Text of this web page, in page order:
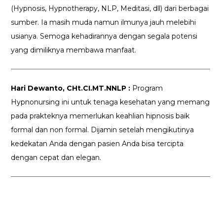
(Hypnosis, Hypnotherapy, NLP, Meditasi, dll) dari berbagai
sumber. Ia masih muda namun ilmunya jauh melebihi
usianya. Semoga kehadirannya dengan segala potensi
yang dimiliknya membawa manfaat.
Hari Dewanto, CHt.CI.MT.NNLP : Program
Hypnonursing ini untuk tenaga kesehatan yang memang
pada prakteknya memerlukan keahlian hipnosis baik
formal dan non formal. Dijamin setelah mengikutinya
kedekatan Anda dengan pasien Anda bisa tercipta
dengan cepat dan elegan.